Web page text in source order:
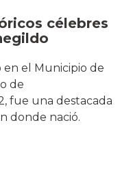
célebres
en el Municipio de
de
fue una destacada
donde nació.